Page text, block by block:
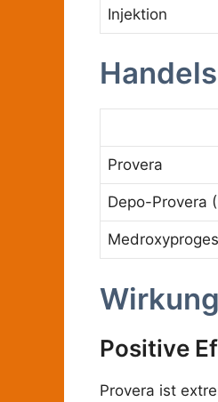
Injektion
Provera
Depo-Provera
Positive
Provera ist